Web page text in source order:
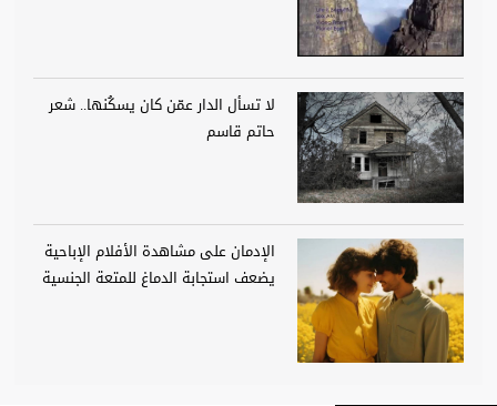
لا تسأل الدار عمّن كان يسكُنها.. شعر
حاتم قاسم
الإدمان على مشاهدة الأفلام الإباحية
يضعف استجابة الدماغ للمتعة الجنسية